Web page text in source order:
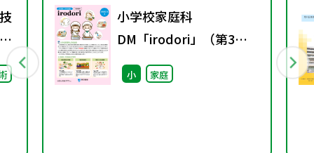
小学校家庭科
DM「irodori」（第3
号）
小 家庭